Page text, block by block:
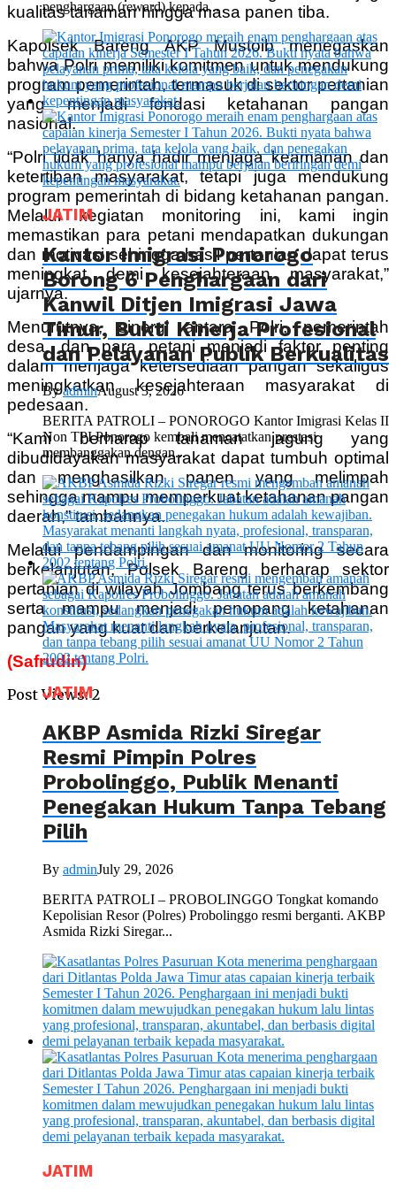
kualitas tanaman hingga masa panen tiba.
Kapolsek Bareng AKP Mustoib menegaskan
bahwa Polri memiliki komitmen untuk mendukung
program pemerintah, termasuk di sektor pertanian
yang menjadi fondasi ketahanan pangan
nasional.
“Polri tidak hanya hadir menjaga keamanan dan
ketertiban masyarakat, tetapi juga mendukung
program pemerintah di bidang ketahanan pangan.
Melalui kegiatan monitoring ini, kami ingin
memastikan para petani mendapatkan dukungan
dan motivasi sehingga hasil pertanian dapat terus
meningkat demi kesejahteraan masyarakat,”
ujarnya.
Menurutnya, sinergi antara Polri, pemerintah
desa, dan para petani menjadi faktor penting
dalam menjaga ketersediaan pangan sekaligus
meningkatkan kesejahteraan masyarakat di
pedesaan.
“Kami berharap tanaman jagung yang
dibudidayakan masyarakat dapat tumbuh optimal
dan menghasilkan panen yang melimpah
sehingga mampu memperkuat ketahanan pangan
daerah,” tambahnya.
Melalui pendampingan dan monitoring secara
berkelanjutan, Polsek Bareng berharap sektor
pertanian di wilayah Jombang terus berkembang
serta mampu menjadi penopang ketahanan
pangan yang kuat dan berkelanjutan.
(Safrudin)
Post Views: 2
penghargaan (reward) kepada...
JATIM
Kantor Imigrasi Ponorogo
Borong 6 Penghargaan dari
Kanwil Ditjen Imigrasi Jawa
Timur, Bukti Kinerja Profesional
dan Pelayanan Publik Berkualitas
ByadminAugust 3, 2026
BERITA PATROLI – PONOROGO Kantor Imigrasi Kelas II
Non TPI Ponorogo kembali mencatatkan prestasi
membanggakan dengan...
JATIM
AKBP Asmida Rizki Siregar
Resmi Pimpin Polres
Probolinggo, Publik Menanti
Penegakan Hukum Tanpa Tebang
Pilih
By adminJuly 29, 2026
BERITA PATROLI – PROBOLINGGO Tongkat komando
Kepolisian Resor (Polres) Probolinggo resmi berganti. AKBP
Asmida Rizki Siregar...
JATIM